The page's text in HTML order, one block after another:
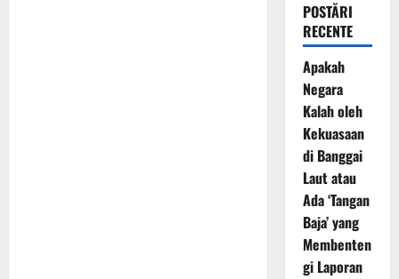
POSTĂRI
RECENTE
Apakah
Negara
Kalah oleh
Kekuasaan
di Banggai
Laut atau
Ada ‘Tangan
Baja’ yang
Membenten
gi Laporan